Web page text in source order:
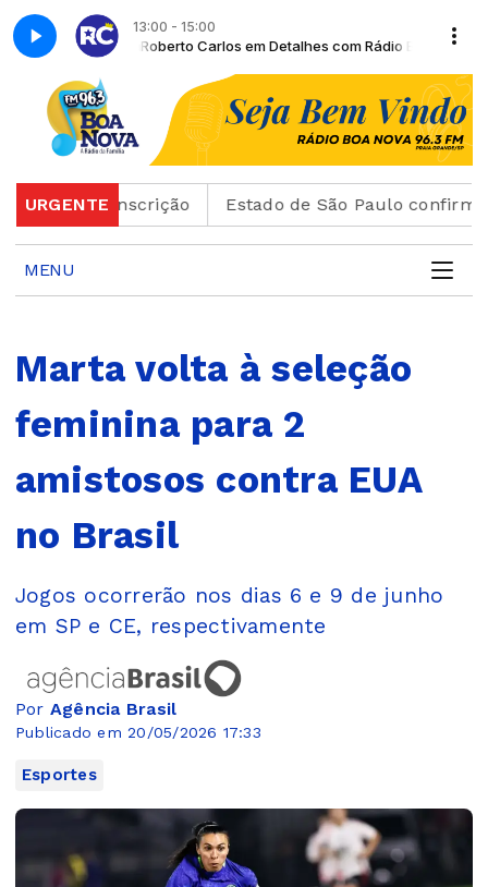
13:00 - 15:00
Boa NovaRoberto Carlos em Detalhes com Rádio Boa Nova
URGENTE
de inscrição Estado de São Paulo confirma 23
MENU
Marta volta à seleção
feminina para 2
amistosos contra EUA
no Brasil
Jogos ocorrerão nos dias 6 e 9 de junho
em SP e CE, respectivamente
Por Agência Brasil
Publicado em 20/05/2026 17:33
Esportes